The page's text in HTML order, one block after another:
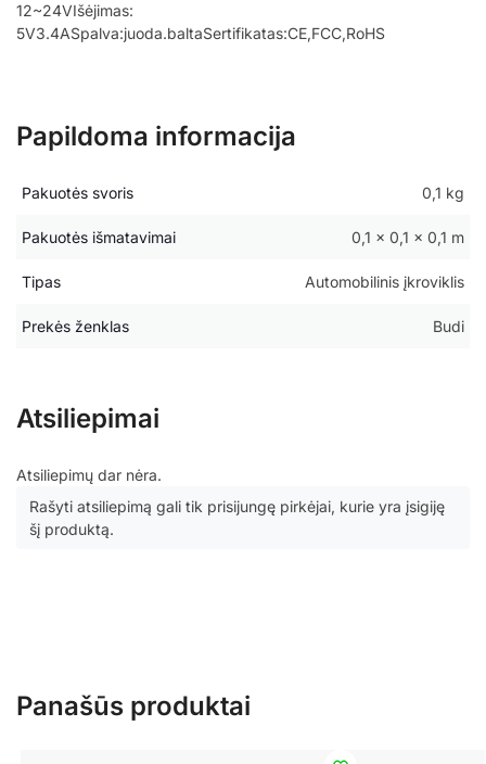
12~24VIšėjimas:
5V3.4ASpalva:juoda.baltaSertifikatas:CE,FCC,RoHS
Papildoma informacija
Pakuotės svoris 0,1 kg
Pakuotės išmatavimai 0,1 × 0,1 × 0,1 m
Tipas Automobilinis įkroviklis
Prekės ženklas Budi
Atsiliepimai
Atsiliepimų dar nėra.
Rašyti atsiliepimą gali tik prisijungę pirkėjai, kurie yra įsigiję
šį produktą.
Panašūs produktai